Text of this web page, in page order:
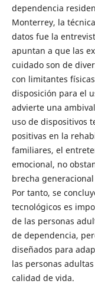
dependencia
Monterrey, la
datos fue la
apuntan a que las
cuidado son de
con limitantes
disposición para el
advierte una
uso de dispositivos
positivas en la
familiares, el
emocional, no
brecha
Por tanto, se
tecnológicos es
de las personas
de dependencia,
diseñados para
las personas
calidad de vida.